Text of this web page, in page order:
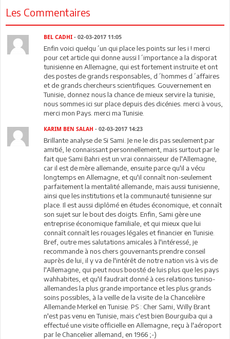
Les Commentaires
BEL CADHI - 02-03-2017 11:05
Enfin voici quelqu´un qui place les points sur les i ! merci
pour cet article qui donne aussi l´importance a la disporat
tunisienne en Allemagne, qui est fortement instruite et ont
des postes de grands responsables, d´hommes d´affaires
et de grands chercheurs scientifiques. Gouvernement en
Tunisie, donnez nous la chance de mieux servire la tunisie,
nous sommes ici sur place depuis des dicénies. merci à vous,
merci mon Pays. merci ma Tunisie.
KARIM BEN SALAH - 02-03-2017 14:23
Brillante analyse de Si Sami. Je ne le dis pas seulement par
amitié, le connaissant personnellement, mais surtout par le
fait que Sami Bahri est un vrai connaisseur de l'Allemagne,
car il est de mère allemande, ensuite parce qu'il a vécu
longtemps en Allemagne, et qu'il connaît non-seulement
parfaitement la mentalité allemande, mais aussi tunisienne,
ainsi que les institutions et la communauté tunisienne sur
place. Il est aussi diplômé en études économique, et connaît
son sujet sur le bout des doigts. Enfin, Sami gère une
entreprise économique familiale, et qui mieux que lui
connaît connaît les rouages légales et financier en Tunisie.
Bref, outre mes salutations amicales à l'intéressé, je
recommande à nos chers gouvernants prendre conseil
auprès de lui, il y va de l'intérêt de notre nation vis à vis de
l'Allemagne, qui peut nous boosté de luis plus que les pays
wahhabites, et qu'il faudrait donné à ces relations tuniso-
allemandes la plus grande importance et les plus grands
soins possibles, à la veille de la visite de la Chancelière
Allemande Merkel en Tunisie. PS : Cher Sami, Willy Brant
n'est pas venu en Tunisie, mais c'est bien Bourguiba qui a
effectué une visite officielle en Allemagne, reçu à l'aéroport
par le Chancelier allemand, en 1966 ;-)